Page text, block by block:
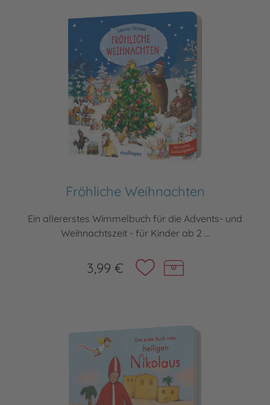
Fröhliche Weihnachten
Ein allererstes Wimmelbuch für die Advents- und
Weihnachtszeit - für Kinder ab 2 ...
3,99 €